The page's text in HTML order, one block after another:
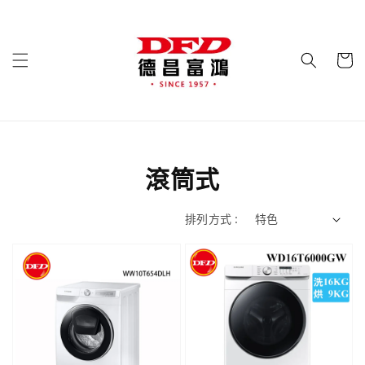
滾筒式
排列方式 :